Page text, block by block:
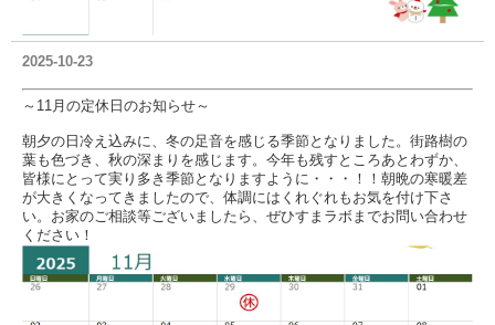
2025-10-23
～11月の定休日のお知らせ～
朝夕の日冷え込みに、冬の足音を感じる季節となりました。街路樹の
葉も色づき、秋の深まりを感じます。今年も残すところあとわずか、
皆様にとって実り多き季節となりますように・・・！！朝晩の寒暖差
が大きくなってきましたので、体調にはくれぐれもお気を付け下さ
い。お家のご相談等ございましたら、ぜひすまラボまでお問い合わせ
ください！